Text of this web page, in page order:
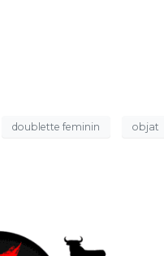
doublette feminin objat